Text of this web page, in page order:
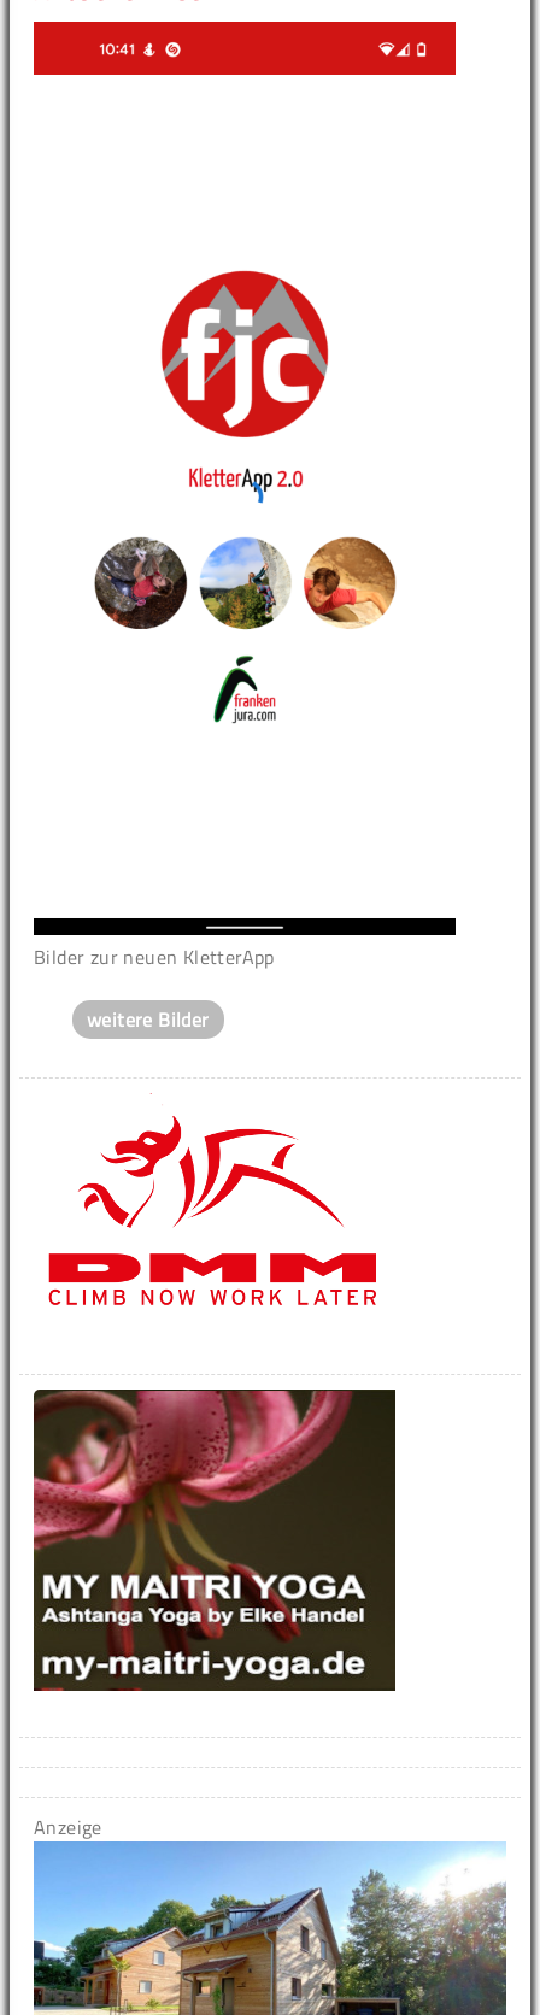
Bilder zur neuen KletterApp
weitere Bilder
Anzeige